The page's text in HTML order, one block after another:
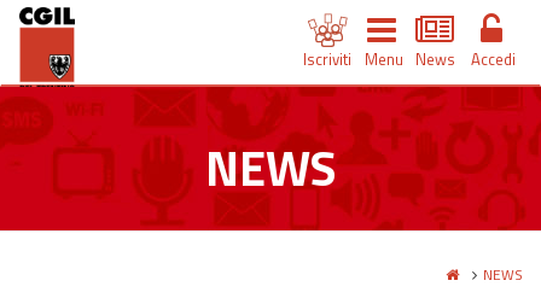
Iscriviti Menu News Accedi
NEWS
NEWS